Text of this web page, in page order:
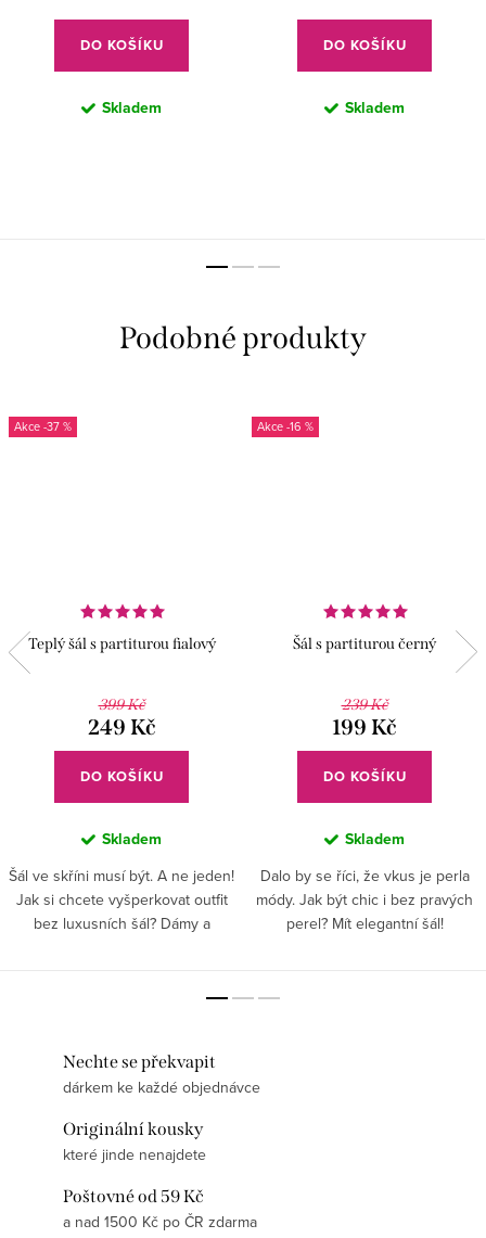
DO KOŠÍKU
Skladem
DO KOŠÍKU
Skladem
-37 %
Teplý šál s partiturou fialový
399 Kč
249 Kč
DO KOŠÍKU
Skladem
Šál ve skříni musí být. A ne jeden!
Jak si chcete vyšperkovat outfit
bez luxusních šál? Dámy a
-16 %
Šál s partiturou černý
239 Kč
199 Kč
DO KOŠÍKU
Skladem
Dalo by se říci, že vkus je perla
módy. Jak být chic i bez pravých
perel? Mít elegantní šál!
Nechte se překvapit
dárkem ke každé objednávce
Originální kousky
které jinde nenajdete
Poštovné od 59 Kč
a nad 1500 Kč po ČR zdarma